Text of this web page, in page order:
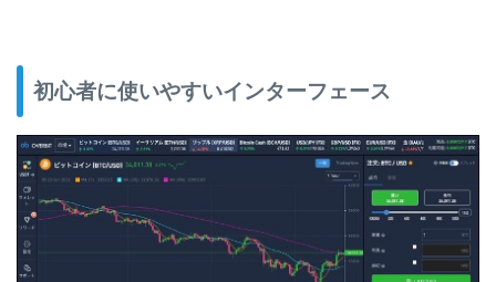
初心者に使いやすいインターフェース